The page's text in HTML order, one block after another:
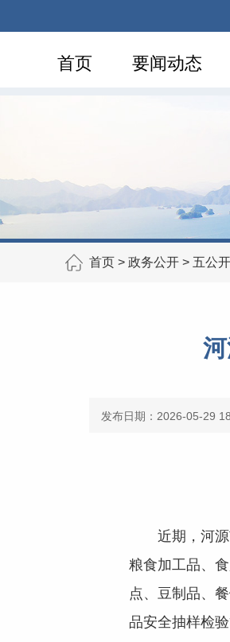
首页 要闻动态
首页 > 政务公开 > 五公
发布日期：2026-05-29
近期，河源市
粮食加工品、
点、豆制品、
品安全抽样检